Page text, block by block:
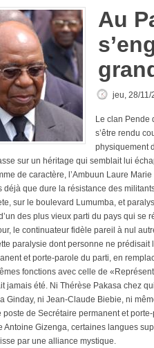
Au
jeu, 28/11/
Le clan Pende
s’être rendu
physiquement
sur un héritage qui semblait lui
de caractère, l’Ambuun Laure
déjà que dure la résistance des
sur le boulevard Lumumba, et
des plus vieux parti du pays qui se
le continuateur fidèle pareil à nul
paralysie dont personne ne
et porte-parole du parti, en
fonctions avec celle de
jamais été. Ni Thérèse Pakasa chez
Ginday, ni Jean-Claude Biebie, ni
poste de Secrétaire permanent et
Antoine Gizenga, certaines langues
par une alliance mystique.